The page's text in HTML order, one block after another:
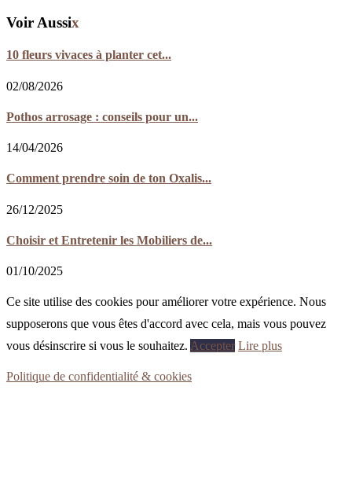
Voir Aussix
10 fleurs vivaces à planter cet...
02/08/2026
Pothos arrosage : conseils pour un...
14/04/2026
Comment prendre soin de ton Oxalis...
26/12/2025
Choisir et Entretenir les Mobiliers de...
01/10/2025
Ce site utilise des cookies pour améliorer votre expérience. Nous
supposerons que vous êtes d'accord avec cela, mais vous pouvez
vous désinscrire si vous le souhaitez. Accepter Lire plus
Politique de confidentialité & cookies